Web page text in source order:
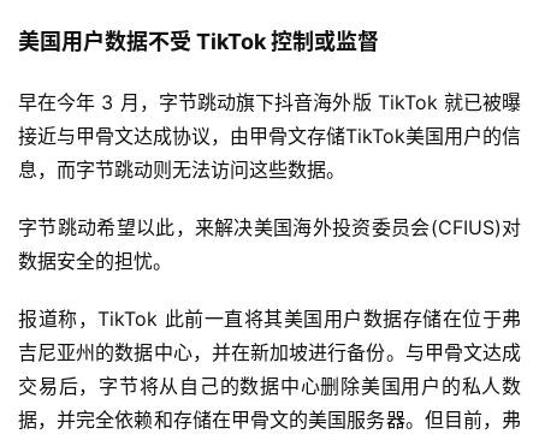
美国用户数据不受 TikTok 控制或监督
早在今年 3 月，字节跳动旗下抖音海外版 TikTok 就已被曝
接近与甲骨文达成协议，由甲骨文存储TikTok美国用户的信
息，而字节跳动则无法访问这些数据。
字节跳动希望以此，来解决美国海外投资委员会(CFIUS)对
数据安全的担忧。
报道称，TikTok 此前一直将其美国用户数据存储在位于弗
吉尼亚州的数据中心，并在新加坡进行备份。与甲骨文达成
交易后，字节将从自己的数据中心删除美国用户的私人数
据，并完全依赖和存储在甲骨文的美国服务器。但目前，弗